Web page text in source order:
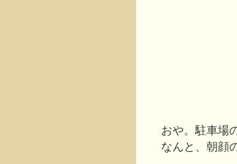
おや。駐車場
なんと、朝顔